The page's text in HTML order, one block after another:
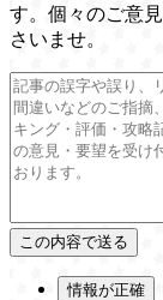
す。個々のご意
さいませ。
情報が正確